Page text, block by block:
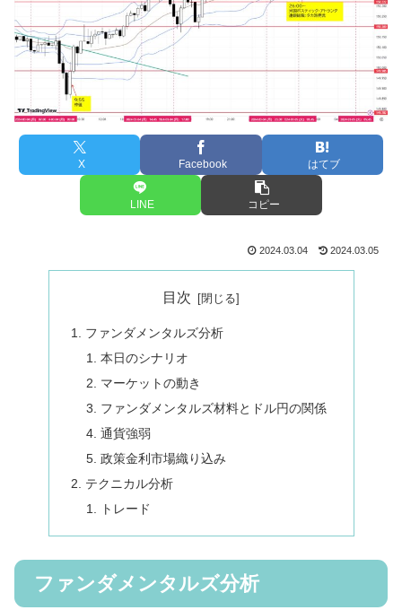
X Facebook はてブ
LINE コピー
2024.03.04 2024.03.05
目次
ファンダメンタルズ分析
本日のシナリオ
マーケットの動き
ファンダメンタルズ材料とドル円の関係
通貨強弱
政策金利市場織り込み
テクニカル分析
トレード
ファンダメンタルズ分析